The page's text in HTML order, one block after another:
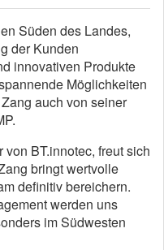
Süden des Landes,
der Kunden
innovativen Produkte
Möglichkeiten
auch von seiner
BT.innotec, freut sich
bringt wertvolle
definitiv bereichern.
werden uns
im Südwesten